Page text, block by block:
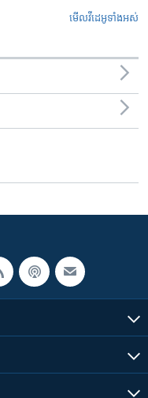
មើល​វីដេអូ​ទាំង​អស់